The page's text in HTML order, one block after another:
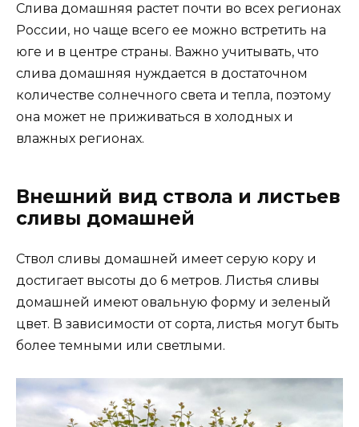
Слива домашняя растет почти во всех регионах
России, но чаще всего ее можно встретить на
юге и в центре страны. Важно учитывать, что
слива домашняя нуждается в достаточном
количестве солнечного света и тепла, поэтому
она может не приживаться в холодных и
влажных регионах.
Внешний вид ствола и листьев
сливы домашней
Ствол сливы домашней имеет серую кору и
достигает высоты до 6 метров. Листья сливы
домашней имеют овальную форму и зеленый
цвет. В зависимости от сорта, листья могут быть
более темными или светлыми.